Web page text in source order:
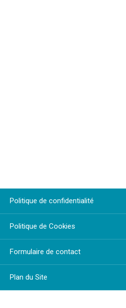
Politique de confidentialité
Politique de Cookies
Formulaire de contact
Plan du Site